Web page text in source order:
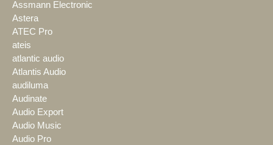
Assmann Electronic
Astera
ATEC Pro
ateis
atlantic audio
Atlantis Audio
audiluma
Audinate
Audio Export
Audio Music
Audio Pro